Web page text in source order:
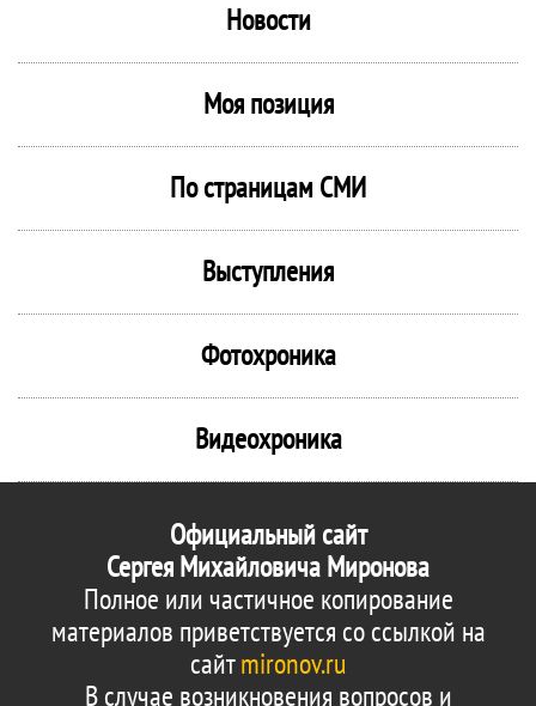
Новости
Моя позиция
По страницам СМИ
Выступления
Фотохроника
Видеохроника
Официальный сайт
Сергея Михайловича Миронова
Полное или частичное копирование
материалов приветствуется со ссылкой на
сайтmironov.ru
В случае возникновения вопросов и